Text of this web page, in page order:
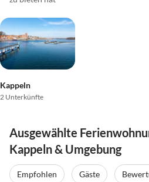
Kappeln
2 Unterkünfte
Ausgewählte
Kappeln & Umgebung
Empfohlen Gäste